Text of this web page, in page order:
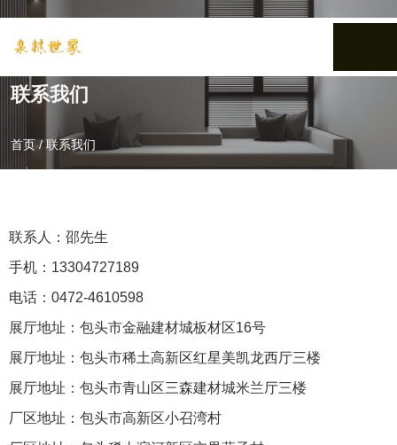
联系我们
首页/联系我们
联系人：邵先生
手机：13304727189
电话：0472-4610598
展厅地址：包头市金融建材城板材区16号
展厅地址：包头市稀土高新区红星美凯龙西厅三楼
展厅地址：包头市青山区三森建材城米兰厅三楼
厂区地址：包头市高新区小召湾村